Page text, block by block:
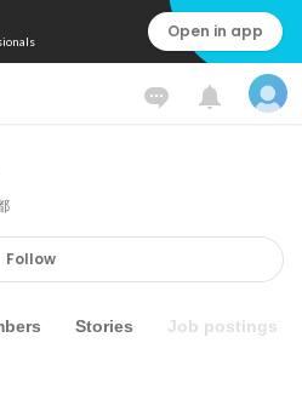
Open in app
Follow
Stories Job postings